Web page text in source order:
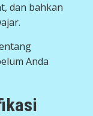
dan bahkan
Anda